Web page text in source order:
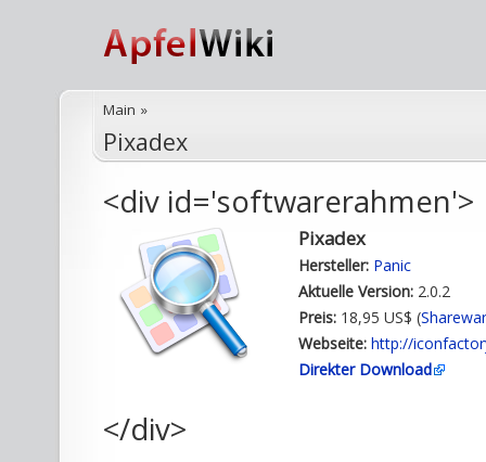
Main »
Pixadex
<div id='softwarerahmen'>
Pixadex
Hersteller: Panic
Aktuelle Version: 2.0.2
Preis: 18,95 US$ (
Webseite: http://
Direkter Download
</div>